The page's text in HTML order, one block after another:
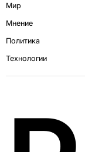
Мир
Мнение
Политика
Технологии